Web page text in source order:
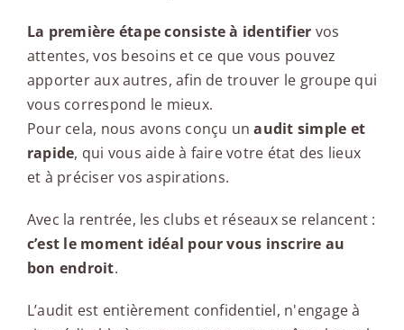
La première étape consiste à identifier vos
attentes, vos besoins et ce que vous pouvez
apporter aux autres, afin de trouver le groupe qui
vous correspond le mieux.
Pour cela, nous avons conçu unaudit simple et
rapide, qui vous aide à faire votre état des lieux
et à préciser vos aspirations.
Avec la rentrée, les clubs et réseaux se relancent :
c’est le moment idéal pour vous inscrire au
bon endroit.
L’audit est entièrement confidentiel, n'engage à